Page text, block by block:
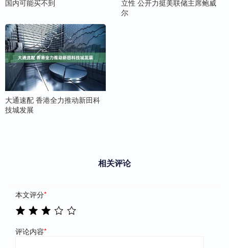
国内可能买不到
立性 公开力挺美联储主席鲍威
尔
大通速配 香港全力推动新田科
技城发展
相关评论
本文评分*
评论内容*